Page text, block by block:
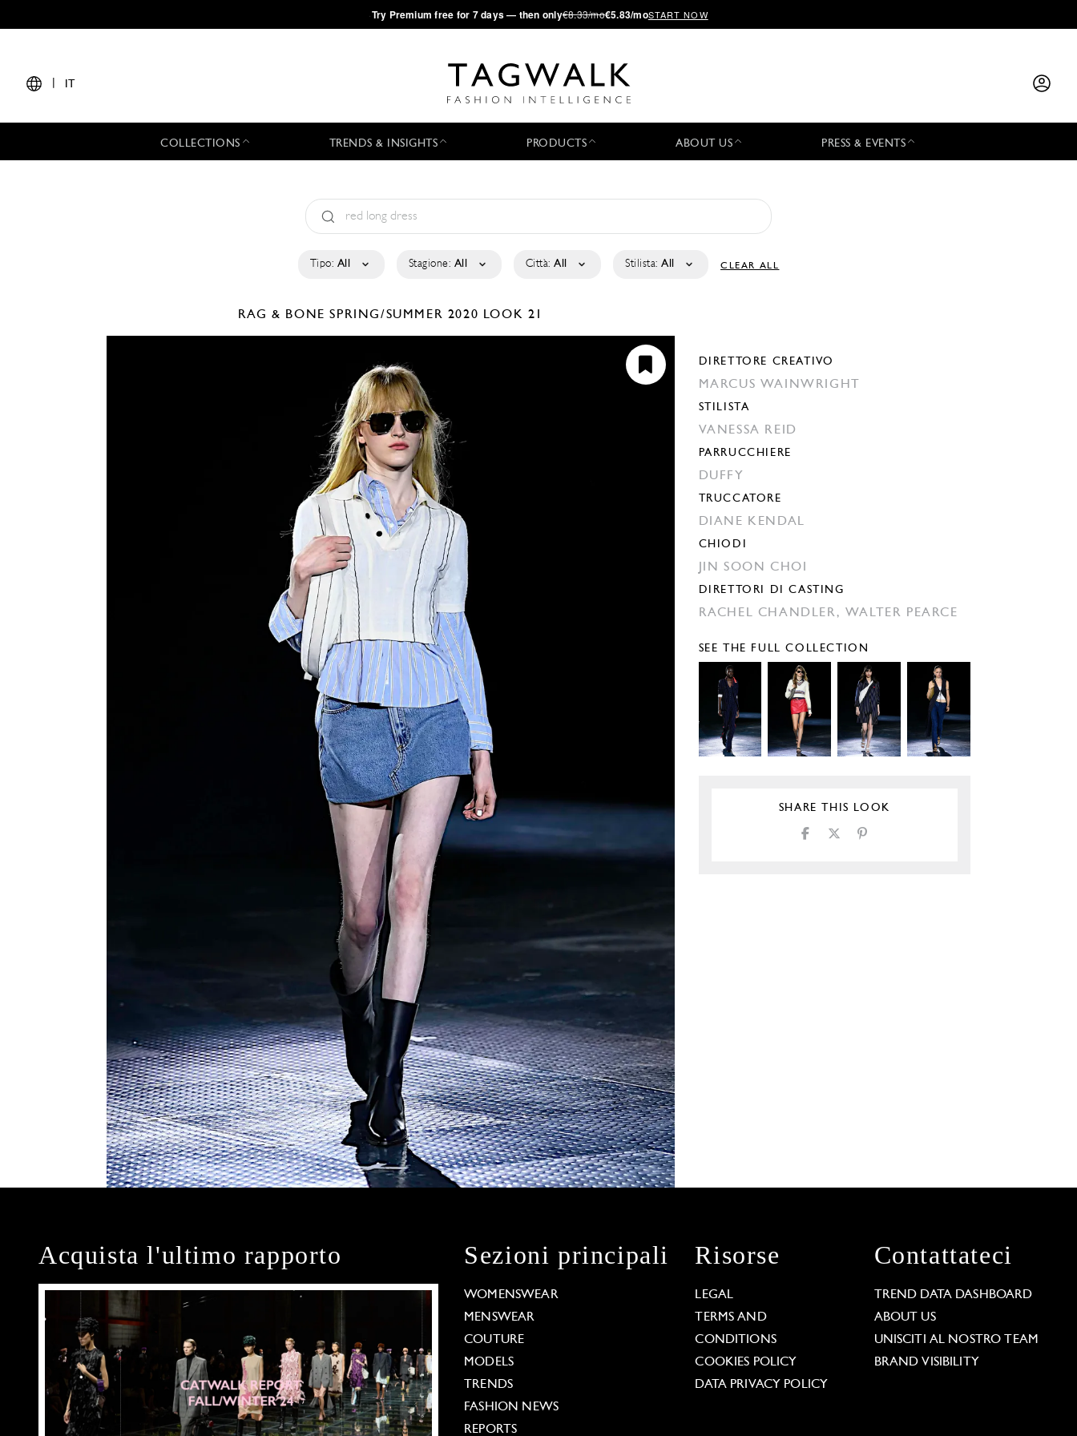
·Try Premium free for 7 days — then only€8.33/mo€5.83/moSTART NOW
IT
COLLECTIONS TRENDS & INSIGHTS PRODUCTS ABOUT US PRESS & EVENTS
Tipo: All Stagione: All Città: All Stilista: All CLEAR ALL
RAG & BONESPRING/SUMMER 2020 LOOK 21
DIRETTORE CREATIVO
MARCUS WAINWRIGHT
STILISTA
VANESSA REID
PARRUCCHIERE
DUFFY
TRUCCATORE
DIANE KENDAL
CHIODI
JIN SOON CHOI
DIRETTORI DI CASTING
RACHEL CHANDLER, WALTER PEARCE
SEE THE FULL COLLECTION
SHARE THIS LOOK
Acquista l'ultimo rapporto Sezioni principali
WOMENSWEAR
MENSWEAR
COUTURE
MODELS
TRENDS
FASHION NEWS
REPORTS
Risorse
LEGAL
TERMS AND
CONDITIONS
COOKIES POLICY
DATA PRIVACY POLICY
Contattateci
TREND DATA DASHBOARD
ABOUT US
UNISCITI AL NOSTRO TEAM
BRAND VISIBILITY